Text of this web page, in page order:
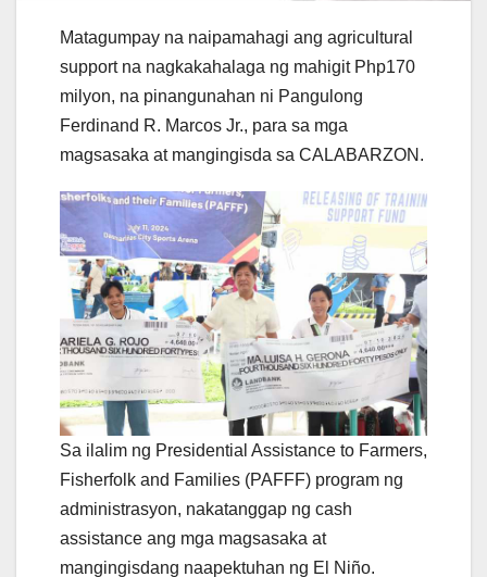
Matagumpay na naipamahagi ang agricultural
support na nagkakahalaga ng mahigit Php170
milyon, na pinangunahan ni Pangulong
Ferdinand R. Marcos Jr., para sa mga
magsasaka at mangingisda sa CALABARZON.
Sa ilalim ng Presidential Assistance to Farmers,
Fisherfolk and Families (PAFFF) program ng
administrasyon, nakatanggap ng cash
assistance ang mga magsasaka at
mangingisdang naapektuhan ng El Niño.